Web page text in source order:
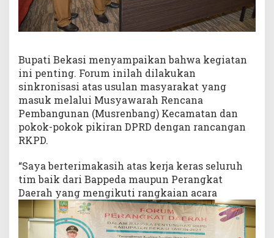
Bupati Bekasi menyampaikan bahwa kegiatan
ini penting. Forum inilah dilakukan
sinkronisasi atas usulan masyarakat yang
masuk melalui Musyawarah Rencana
Pembangunan (Musrenbang) Kecamatan dan
pokok-pokok pikiran DPRD dengan rancangan
RKPD.
“Saya berterimakasih atas kerja keras seluruh
tim baik dari Bappeda maupun Perangkat
Daerah yang mengikuti rangkaian acara